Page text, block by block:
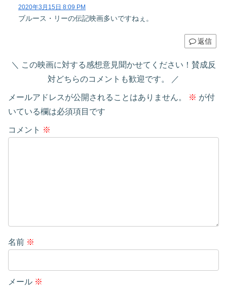
2020年3月15日 8:09 PM
ブルース・リーの伝記映画多いですねぇ。
返信
この映画に対する感想意見聞かせてください！賛成反
対どちらのコメントも歓迎です。
メールアドレスが公開されることはありません。 ※ が付
いている欄は必須項目です
コメント ※
名前 ※
メール ※